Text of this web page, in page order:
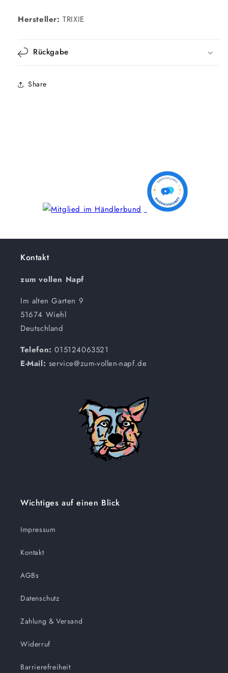
Hersteller:TRIXIE
Rückgabe
Share
Kontakt
zum vollen Napf
Im alten Garten 9
51674 Wiehl
Deutschland
Telefon:015124063521
E-Mail: service@zum-vollen-napf.de
Wichtiges auf einen Blick
Impressum
Kontakt
AGBs
Datenschutz
Zahlung & Versand
Widerruf
Barrierefreiheit